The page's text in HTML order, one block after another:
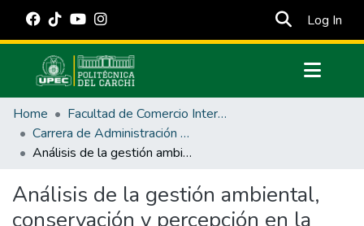
Log In
Communities & Collections
All of DSpace
Statistics
Estadísticas Externas
Manuales
Home
Facultad de Comercio Internacional, Integración, Administración y Economía Empresarial
Carrera de Administración Pública
Análisis de la gestión ambiental, conservación y percepción en la sociedad civil
Análisis de la gestión ambiental,
conservación y percepción en la